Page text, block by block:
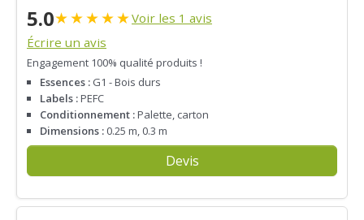
5.0★★★★★Voir les 1 avis
Écrire un avis
Engagement 100% qualité produits !
Essences : G1 - Bois durs
Labels :PEFC
Conditionnement :Palette, carton
Dimensions : 0.25 m, 0.3 m
Devis